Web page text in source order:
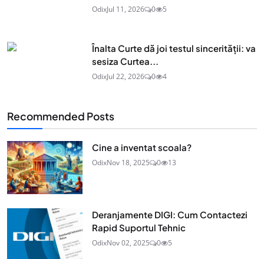
OdixJul 11, 2026 0 5
Înalta Curte dă joi testul sincerității: va
sesiza Curtea...
OdixJul 22, 2026 0 4
Recommended Posts
Cine a inventat scoala?
OdixNov 18, 2025 0 13
Deranjamente DIGI: Cum Contactezi
Rapid Suportul Tehnic
OdixNov 02, 2025 0 5